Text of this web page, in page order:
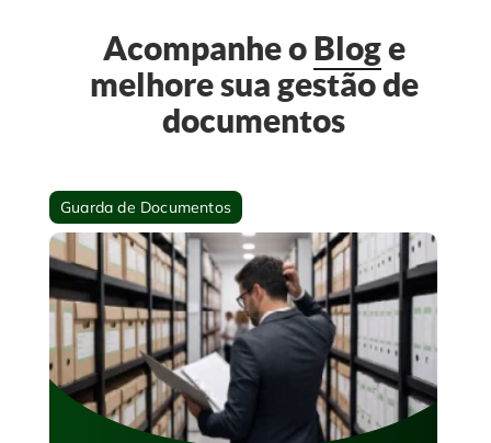
Acompanhe o Bloge
melhore sua gestão de
documentos
Guarda de Documentos